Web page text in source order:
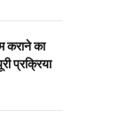
कराने का
प्रक्रिया